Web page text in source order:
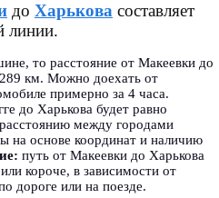
до Харькова составляет
линии.
то расстояние от Макеевки до
км. Можно доехать от
примерно за 4 часа.
до Харькова будет равно
между городами
на основе координат и наличию
путь от Макеевки до Харькова
короче, в зависимости от
дороге или на поезде.